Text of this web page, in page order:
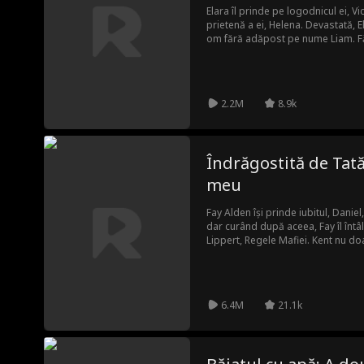
Elara îl prinde pe logodnicul ei,
prietenă a ei, Helena. Devastată,
om fără adăpost pe nume Liam.
2.2M 8.9k
Îndrăgostită de
meu
Fay Alden își prinde iubitul,
dar curând după aceea, Fay îl
Lippert, Regele Mafiei. Kent nu
mai mult decât fericit să se
tatăl și lumea mafiei de la
6.4M 21.1k